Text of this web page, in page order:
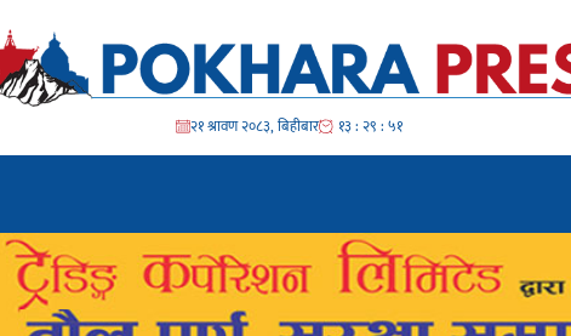
२१ श्रावण २०८३, बिहीबार १३ : २९ : ५४